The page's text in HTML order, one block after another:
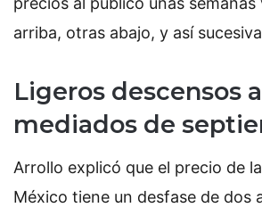
arriba, otras abajo, y así
Ligeros descensos a
mediados de
Arrollo explicó que el precio de
México tiene un desfase de dos